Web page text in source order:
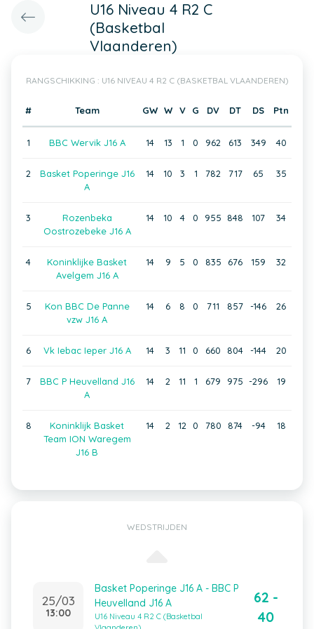
U16 Niveau 4 R2 C
(Basketbal
Vlaanderen)
RANGSCHIKKING : U16 NIVEAU 4 R2 C (BASKETBAL VLAANDEREN)
# Team GW W V G DV DT DS Ptn
1 BBC Wervik J16 A 14 13 1 0 962 613 349 40
2
Basket Poperinge J16
A
14 10 3 1 782 717 65 35
3
Rozenbeka
Oostrozebeke J16 A
14 10 4 0 955 848 107 34
4
Koninklijke Basket
Avelgem J16 A
14 9 5 0 835 676 159 32
5
Kon BBC De Panne
vzw J16 A
14 6 8 0 711 857 -146 26
6 Vk Iebac Ieper J16 A 14 3 11 0 660 804 -144 20
7
BBC P Heuvelland J16
A
14 2 11 1 679 975 -296 19
8
Koninklijk Basket
Team ION Waregem
J16 B
14 2 12 0 780 874 -94 18
WEDSTRIJDEN
25/03
13:00
Basket Poperinge J16 A - BBC P
Heuvelland J16 A
U16 Niveau 4 R2 C (Basketbal
62 -
40